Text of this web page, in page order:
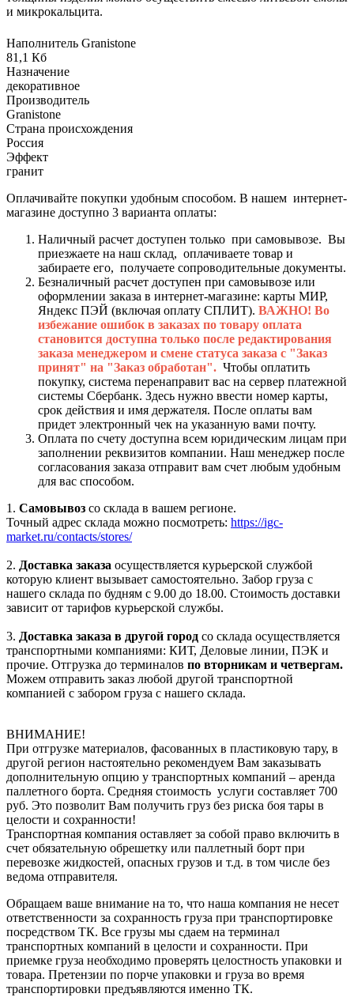
и микрокальцита.
Наполнитель Granistone
81,1 Кб
Назначение
декоративное
Производитель
Granistone
Страна происхождения
Россия
Эффект
гранит
Оплачивайте покупки удобным способом. В нашем интернет-
магазине доступно 3 варианта оплаты:
Наличный расчет доступен только при самовывозе. Вы
приезжаете на наш склад, оплачиваете товар и
забираете его, получаете сопроводительные документы.
Безналичный расчет доступен при самовывозе или
оформлении заказа в интернет-магазине: карты МИР,
Яндекс ПЭЙ (включая оплату СПЛИТ). ВАЖНО! Во
избежание ошибок в заказах по товару оплата
становится доступна только после редактирования
заказа менеджером и смене статуса заказа с "Заказ
принят" на "Заказ обработан". Чтобы оплатить
покупку, система перенаправит вас на сервер платежной
системы Сбербанк. Здесь нужно ввести номер карты,
срок действия и имя держателя. После оплаты вам
придет электронный чек на указанную вами почту.
Оплата по счету доступна всем юридическим лицам при
заполнении реквизитов компании. Наш менеджер после
согласования заказа отправит вам счет любым удобным
для вас способом.
1. Самовывоз со склада в вашем регионе.
Точный адрес склада можно посмотреть: https://igc-
market.ru/contacts/stores/
2. Доставка заказа осуществляется курьерской службой
которую клиент вызывает самостоятельно. Забор груза с
нашего склада по будням с 9.00 до 18.00. Стоимость доставки
зависит от тарифов курьерской службы.
3. Доставка заказа в другой город со склада осуществляется
транспортными компаниями: КИТ, Деловые линии, ПЭК и
прочие. Отгрузка до терминалов по вторникам и четвергам.
Можем отправить заказ любой другой транспортной
компанией с забором груза с нашего склада.
ВНИМАНИЕ!
При отгрузке материалов, фасованных в пластиковую тару, в
другой регион настоятельно рекомендуем Вам заказывать
дополнительную опцию у транспортных компаний – аренда
паллетного борта. Средняя стоимость услуги составляет 700
руб. Это позволит Вам получить груз без риска боя тары в
целости и сохранности!
Транспортная компания оставляет за собой право включить в
счет обязательную обрешетку или паллетный борт при
перевозке жидкостей, опасных грузов и т.д. в том числе без
ведома отправителя.
Обращаем ваше внимание на то, что наша компания не несет
ответственности за сохранность груза при транспортировке
посредством ТК. Все грузы мы сдаем на терминал
транспортных компаний в целости и сохранности. При
приемке груза необходимо проверять целостность упаковки и
товара. Претензии по порче упаковки и груза во время
транспортировки предъявляются именно ТК.